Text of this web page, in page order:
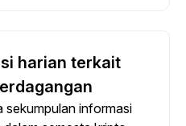
harian terkait
sekumpulan informasi